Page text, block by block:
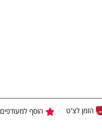
הזמן לצ'ט הוסף למעודפים